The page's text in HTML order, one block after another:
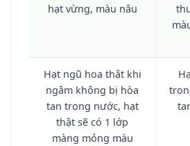
hạt vừng, màu nâu
Hạt ngũ hoa thật khi
ngâm không bị hòa
tan trong nước, hạt
thật sẽ có 1 lớp
màng mỏng màu